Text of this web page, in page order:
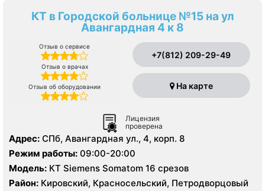
КТ в Городской больнице №15 на ул
Авангардная 4 к 8
Отзыв о сервисе
Отзыв о врачах
Отзыв об оборудовании
+7(812) 209-29-49
На карте
Лицензия
проверена
Адрес: СПб, Авангардная ул., 4, корп. 8
Режим работы: 09:00-20:00
Модель: КТ Siemens Somatom 16 срезов
Район: Кировский, Красносельский, Петродворцовый